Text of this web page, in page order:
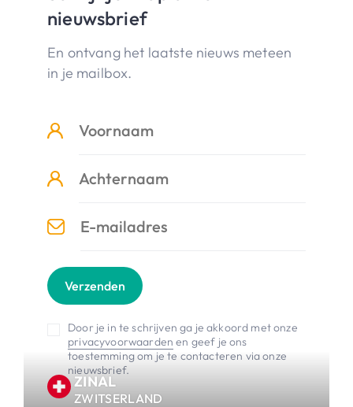
nieuwsbrief
En ontvang het laatste nieuws meteen
in je mailbox.
Verzenden
Door je in te schrijven ga je akkoord met onze
privacyvoorwaarden en geef je ons
toestemming om je te contacteren via onze
nieuwsbrief.
ZINAL
ZWITSERLAND